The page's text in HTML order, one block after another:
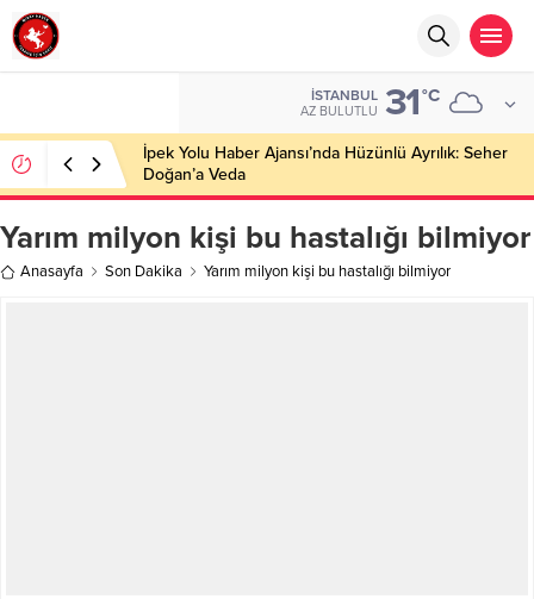
İSTANBUL
AZ BULUTLU 31°C
İpek Yolu Haber Ajansı’nda Hüzünlü Ayrılık: Seher
Doğan’a Veda
Yarım milyon kişi bu hastalığı bilmiyor
Anasayfa Son Dakika Yarım milyon kişi bu hastalığı bilmiyor